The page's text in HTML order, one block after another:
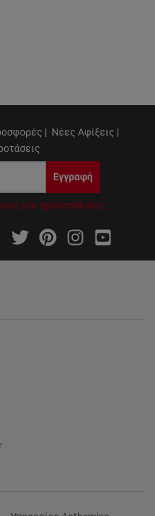
| Νέες Αφίξεις |
Εγγραφή
και προϋποθέσεις